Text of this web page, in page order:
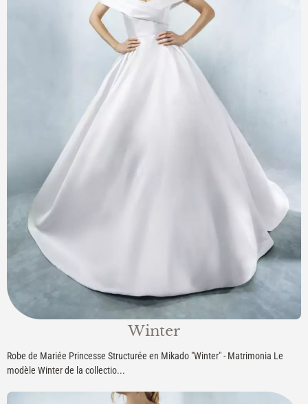
Winter
Robe de Mariée Princesse Structurée en Mikado "Winter" - Matrimonia Le
modèle Winter de la collectio...